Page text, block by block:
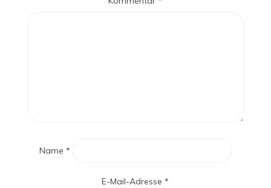
Name *
E-Mail-Adresse*